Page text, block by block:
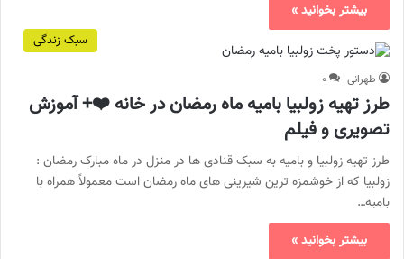
بیشتر بخوانید »
سبک زندگی
طهرانی ۰
طرز تهیه زولبیا بامیه ماه رمضان در خانه ❤️+ آموزش
تصویری و فیلم
طرز تهیه زولبیا و بامیه به سبک قنادی ها در منزل در ماه مبارک رمضان :
زولبیا که از خوشمزه ترین شیرینی های ماه رمضان است معمولاً همراه با
بامیه…
بیشتر بخوانید »